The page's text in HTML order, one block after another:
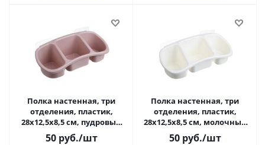
Полка настенная, три
отделения, пластик,
28x12,5x8,5 см, пудровый
VETTA Classic
50руб./шт
Полка настенная, три
отделения, пластик,
28x12,5x8,5 см, молочный
VETTA Classic
50руб./шт